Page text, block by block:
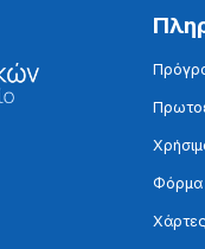
Φόρμα